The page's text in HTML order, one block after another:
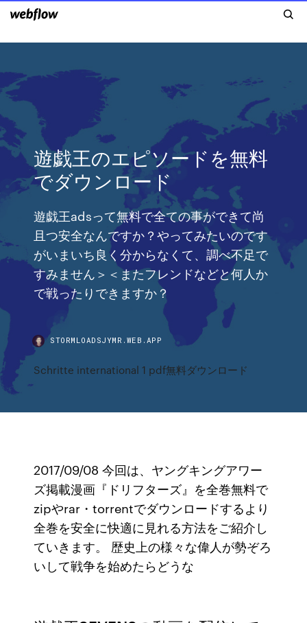
遊戯王のエピソードを無料
でダウンロード
遊戯王adsって無料で全ての事ができて尚
且つ安全なんですか？やってみたいのです
がいまいち良く分からなくて、調べ不足で
すみません＞＜またフレンドなどと何人か
で戦ったりできますか？
STORMLOADSJYMR.WEB.APP
Schritte international 1 pdf無料ダウンロード
2017/09/08 今回は、ヤングキングアワー
ズ掲載漫画『ドリフターズ』を全巻無料で
zipやrar・torrentでダウンロードするより
全巻を安全に快適に見れる方法をご紹介し
ていきます。 歴史上の様々な偉人が勢ぞろ
いして戦争を始めたらどうな